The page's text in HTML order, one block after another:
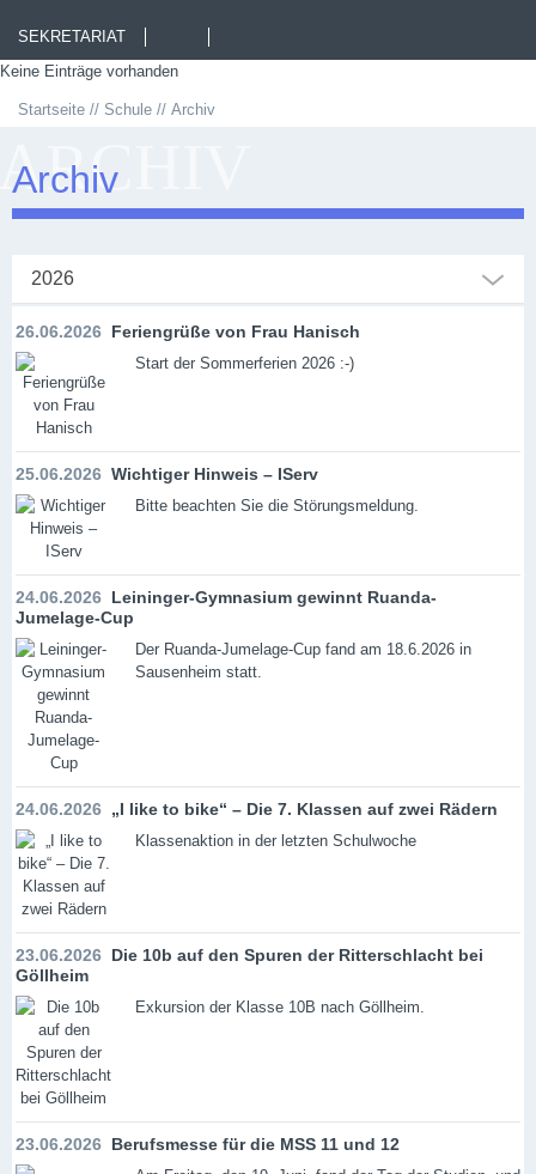
SEKRETARIAT
Keine Einträge vorhanden
Startseite Schule Archiv
Archiv
2026
26.06.2026 Feriengrüße von Frau Hanisch
Start der Sommerferien 2026 :-)
25.06.2026 Wichtiger Hinweis – IServ
Bitte beachten Sie die Störungsmeldung.
24.06.2026 Leininger-Gymnasium gewinnt Ruanda-
Jumelage-Cup
Der Ruanda-Jumelage-Cup fand am 18.6.2026 in
Sausenheim statt.
24.06.2026 „I like to bike“ – Die 7. Klassen auf zwei Rädern
Klassenaktion in der letzten Schulwoche
23.06.2026 Die 10b auf den Spuren der Ritterschlacht bei
Göllheim
Exkursion der Klasse 10B nach Göllheim.
23.06.2026 Berufsmesse für die MSS 11 und 12